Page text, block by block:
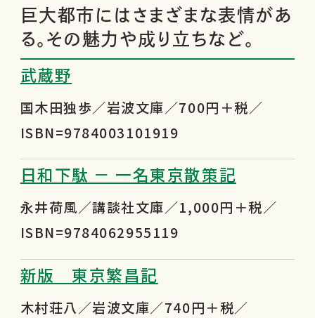
巨大都市にはさまざまな表情があ
る。その魅力や成り立ちなど。
武蔵野
国木田独歩／岩波文庫／700円＋税／
ISBN=9784003101919
日和下駄 － 一名東京散策記
永井荷風／講談社文庫／1,000円＋税／
ISBN=9784062955119
新版 東京繁昌記
木村荘八／岩波文庫／740円＋税／